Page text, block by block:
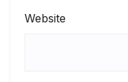
Website